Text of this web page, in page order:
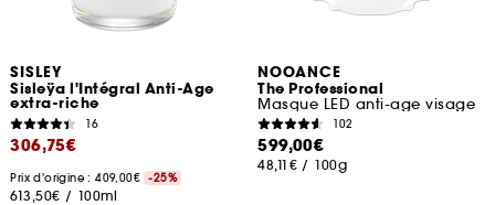
SISLEY
Sisleÿa l'Intégral Anti-Age
extra-riche
16
306,75€
Prix d'origine : 409,00€ -25%
613,50€ / 100ml
NOOANCE
The Professional
Masque LED anti-age visage
102
599,00€
48,11€ / 100g